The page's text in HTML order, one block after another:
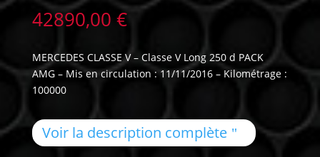
42890,00 €
MERCEDES CLASSE V – Classe V Long 250 d PACK
AMG – Mis en circulation : 11/11/2016 – Kilométrage :
100000
Voir la description complète